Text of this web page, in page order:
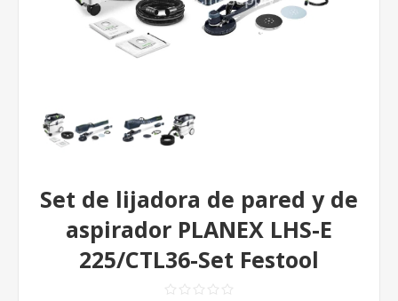
Set de lijadora de pared y de
aspirador PLANEX LHS-E
225/CTL36-Set Festool